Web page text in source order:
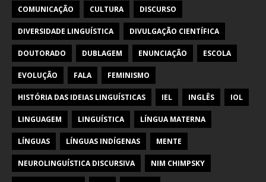
COMUNICAÇÃO CULTURA DISCURSO
DIVERSIDADE LINGUÍSTICA DIVULGAÇÃO CIENTÍFICA
DOUTORADO DUBLAGEM ENUNCIAÇÃO ESCOLA
EVOLUÇÃO FALA FEMINISMO
HISTÓRIA DAS IDEIAS LINGUÍSTICAS IEL INGLÊS IOL
LINGUAGEM LINGUÍSTICA LÍNGUA MATERNA
LÍNGUAS LÍNGUAS INDÍGENAS MENTE
NEUROLINGUÍSTICA DISCURSIVA NIM CHIMPSKY